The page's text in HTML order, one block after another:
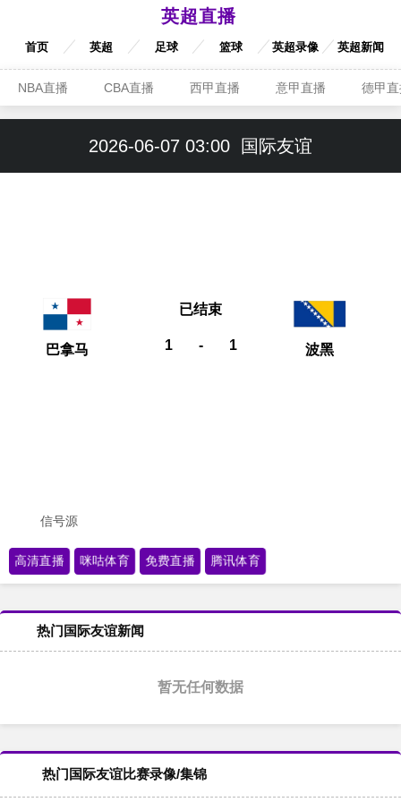
英超直播
首页 英超 足球 篮球 英超录像 英超新闻
NBA直播 CBA直播 西甲直播 意甲直播 德甲
2026-06-07 03:00 国际友谊
巴拿马 1 - 1
已结束
波黑
信号源
高清直播 咪咕体育 免费直播 腾讯体育
热门国际友谊新闻
暂无任何数据
热门国际友谊比赛录像/集锦